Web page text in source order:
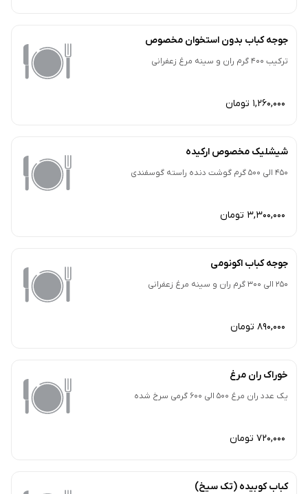
جوجه کباب بدون استخوان مخصوص
ترکیب 400 گرم ران و سینه مرغ زعفرانی
1,260,000 تومان
شیشلیک مخصوص ارکیده
450 الی 500 گرم گوشت دنده راسته گوسفندی
3,300,000 تومان
جوجه کباب اکونومی
250 الی 300 گرم ران و سینه مرغ زعفرانی
890,000 تومان
خوراک ران مرغ
یک عدد ران مرغ 500 الی 600 گرمی سرخ شده
720,000 تومان
کباب کوبیده (تک سیخ)